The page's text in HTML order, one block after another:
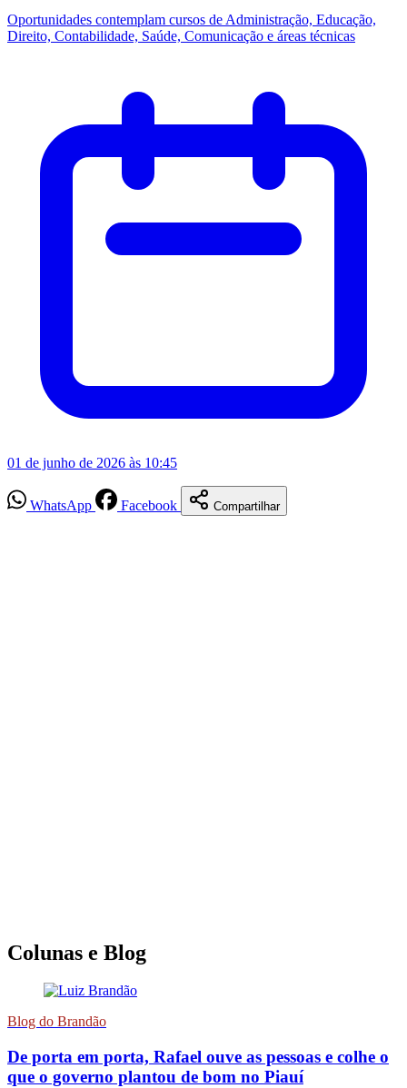
Oportunidades contemplam cursos de Administração, Educação,
Direito, Contabilidade, Saúde, Comunicação e áreas técnicas
01 de junho de 2026 às 10:45
WhatsApp Facebook Compartilhar
Colunas e Blog
Blog do Brandão
De porta em porta, Rafael ouve as pessoas e colhe o
que o governo plantou de bom no Piauí